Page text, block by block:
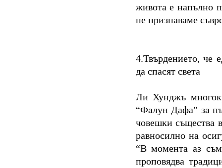
живота е напълно
не признаваме
4.Твърдението, че
да спасят света
Ли Хунджъ
“Фалун Дафа” за
човешки същества
равносилно на
“В момента аз
проповядва